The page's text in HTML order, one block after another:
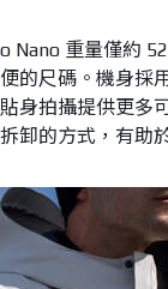
Nano 重量僅約
的尺碼。機身採
身拍攝提供更多
卸的方式，有助